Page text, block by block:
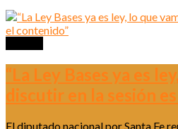
“La Ley Bases ya es
discutir en la sesión
El diputado nacional por Santa Fe